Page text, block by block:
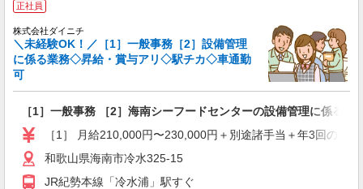
正社員
株式会社ダイニチ
＼未経験OK！／［1］一般事務［2］設備管理
に係る業務◇昇給・賞与アリ◇駅チカ◇車通勤
可
［1］一般事務 ［2］海南シーフードセンターの設備管理に係る業
［1］ 月給210,000円〜230,000円＋別途諸手当＋年3回の
和歌山県海南市冷水325-15
JR紀勢本線「冷水浦」駅すぐ